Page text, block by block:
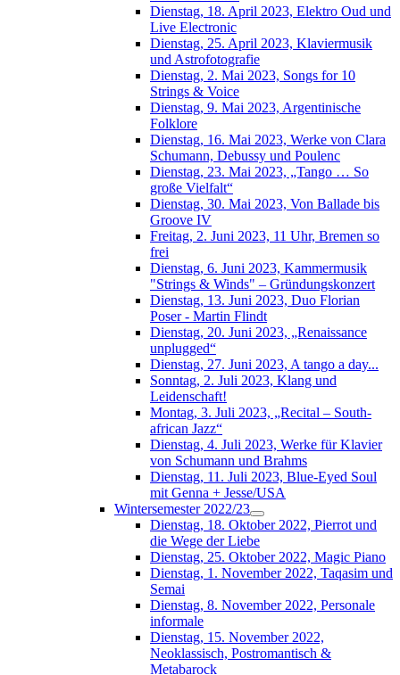
Dienstag, 18. April 2023, Elektro Oud und
Live Electronic
Dienstag, 25. April 2023, Klaviermusik
und Astrofotografie
Dienstag, 2. Mai 2023, Songs for 10
Strings & Voice
Dienstag, 9. Mai 2023, Argentinische
Folklore
Dienstag, 16. Mai 2023, Werke von Clara
Schumann, Debussy und Poulenc
Dienstag, 23. Mai 2023, „Tango … So
große Vielfalt“
Dienstag, 30. Mai 2023, Von Ballade bis
Groove IV
Freitag, 2. Juni 2023, 11 Uhr, Bremen so
frei
Dienstag, 6. Juni 2023, Kammermusik
"Strings & Winds" – Gründungskonzert
Dienstag, 13. Juni 2023, Duo Florian
Poser - Martin Flindt
Dienstag, 20. Juni 2023, „Renaissance
unplugged“
Dienstag, 27. Juni 2023, A tango a day...
Sonntag, 2. Juli 2023, Klang und
Leidenschaft!
Montag, 3. Juli 2023, „Recital – South-
african Jazz“
Dienstag, 4. Juli 2023, Werke für Klavier
von Schumann und Brahms
Dienstag, 11. Juli 2023, Blue-Eyed Soul
mit Genna + Jesse/USA
Wintersemester 2022/23
Dienstag, 18. Oktober 2022, Pierrot und
die Wege der Liebe
Dienstag, 25. Oktober 2022, Magic Piano
Dienstag, 1. November 2022, Taqasim und
Semai
Dienstag, 8. November 2022, Personale
informale
Dienstag, 15. November 2022,
Neoklassisch, Postromantisch &
Metabarock